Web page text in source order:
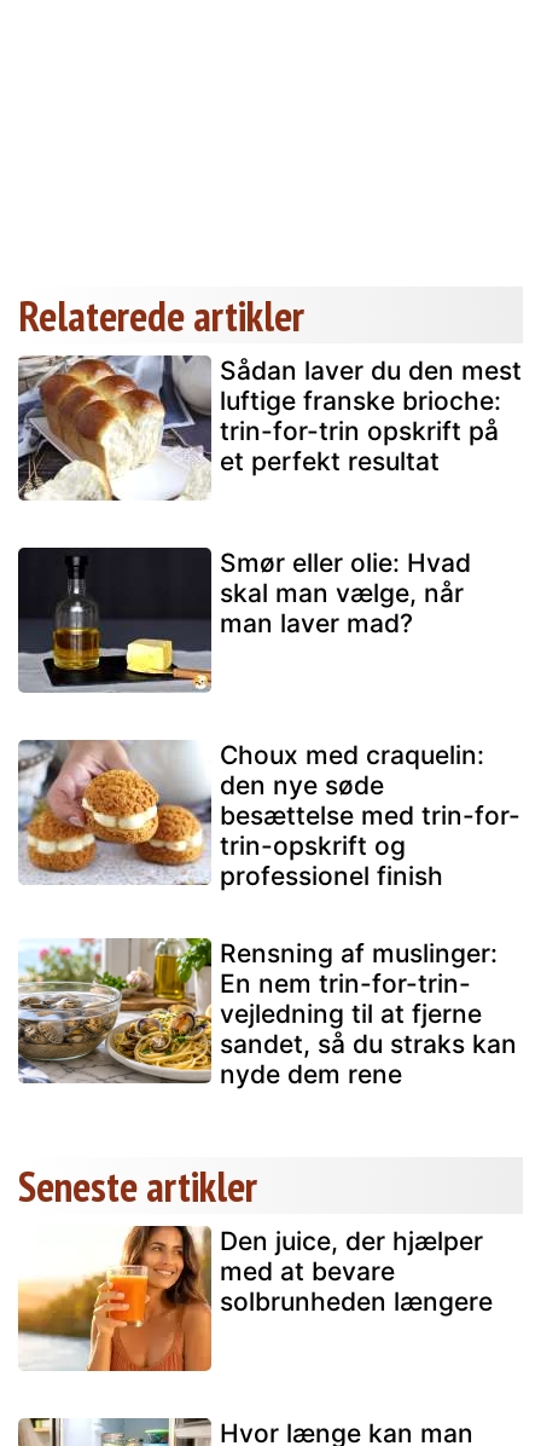
Relaterede artikler
Sådan laver du den mest
luftige franske brioche:
trin-for-trin opskrift på
et perfekt resultat
Smør eller olie: Hvad
skal man vælge, når
man laver mad?
Choux med craquelin:
den nye søde
besættelse med trin-for-
trin-opskrift og
professionel finish
Rensning af muslinger:
En nem trin-for-trin-
vejledning til at fjerne
sandet, så du straks kan
nyde dem rene
Seneste artikler
Den juice, der hjælper
med at bevare
solbrunheden længere
Hvor længe kan man